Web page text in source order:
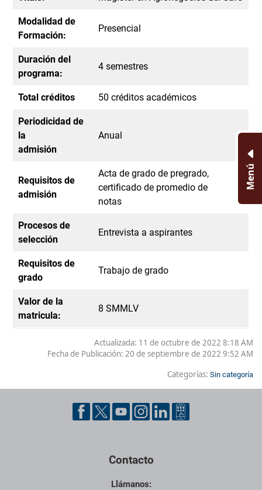
Modalidad de
Formación:
Presencial
Duración del
programa:
4 semestres
Total créditos 50 créditos académicos
Periodicidad de
la
admisión
Anual
Requisitos de
admisión
Acta de grado de pregrado,
certificado de promedio de
notas
Procesos de
selección
Entrevista a aspirantes
Requisitos de
grado
Trabajo de grado
Valor de la
matricula:
8 SMMLV
Actualizada: 11 de octubre de 2022 8:18 AM
Fecha de Publicación: 20 de septiembre de 2022 9:52 AM
Categorías: Sin categoría
Menú
Pie de página con información de contacto, redes sociales y
Contacto
Llámanos: